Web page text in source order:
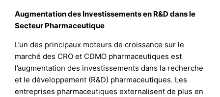
Augmentation des Investissements en R&D dans le
Secteur Pharmaceutique
L’un des principaux moteurs de croissance sur le
marché des CRO et CDMO pharmaceutiques est
l’augmentation des investissements dans la recherche
et le développement (R&D) pharmaceutiques. Les
entreprises pharmaceutiques externalisent de plus en